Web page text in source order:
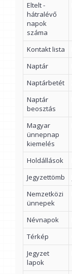
Eltelt -
hátralévő
napok
száma
Kontakt lista
Naptár
Naptárbetét
Naptár
beosztás
Magyar
ünnepnap
kiemelés
Holdállások
Jegyzettömb
Nemzetközi
ünnepek
Névnapok
Térkép
Jegyzet
lapok